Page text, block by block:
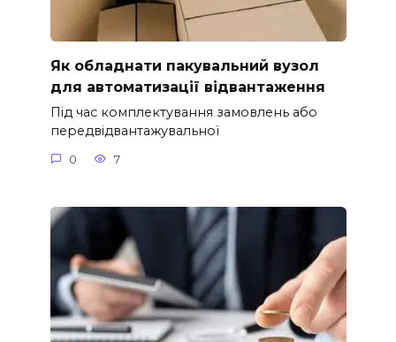
Як обладнати пакувальний вузол
для автоматизації відвантаження
Під час комплектування замовлень або
передвідвантажувальної
0 7